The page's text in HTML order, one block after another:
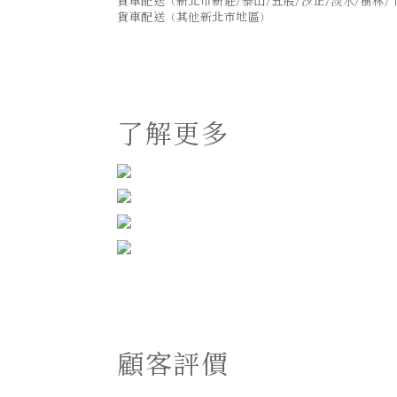
貨車配送（其他新北市地區）
了解更多
顧客評價